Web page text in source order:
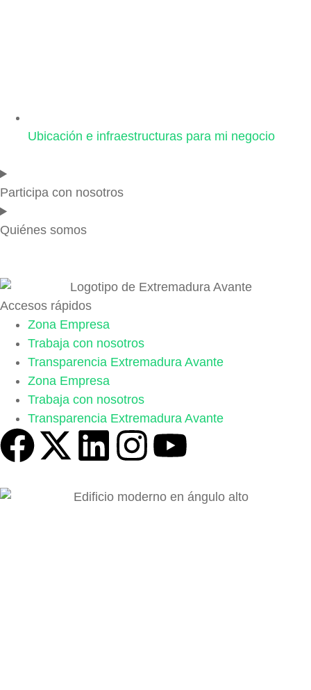
Ubicación e infraestructuras para mi negocio
Participa con nosotros
Quiénes somos
Accesos rápidos
Zona Empresa
Trabaja con nosotros
Transparencia Extremadura Avante
Zona Empresa
Trabaja con nosotros
Transparencia Extremadura Avante